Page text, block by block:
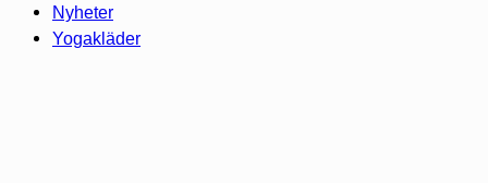
Nyheter
Yogakläder